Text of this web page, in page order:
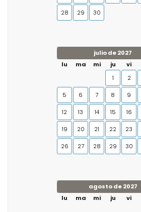
28 29 30
julio de 2027
lu
ma mi ju vi
1
2
5 6 7 8 9
12 13 14 15 16
19 20 21 22 23
26 27 28 29 30
agosto de 2027
lu
ma mi ju vi